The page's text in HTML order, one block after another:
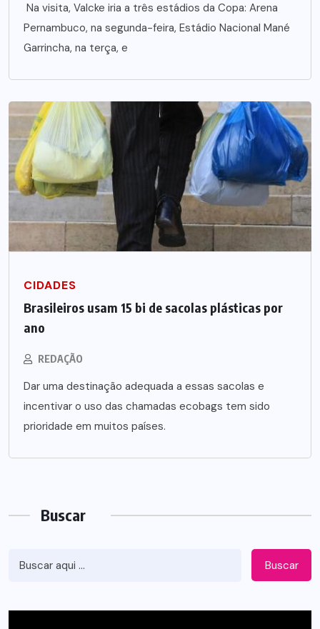
Na visita, Valcke iria a três estádios da Copa: Arena
Pernambuco, na segunda-feira, Estádio Nacional Mané
Garrincha, na terça, e
CIDADES
Brasileiros usam 15 bi de sacolas plásticas por
ano
REDAÇÃO
Dar uma destinação adequada a essas sacolas e
incentivar o uso das chamadas ecobags tem sido
prioridade em muitos países.
Buscar
Buscar